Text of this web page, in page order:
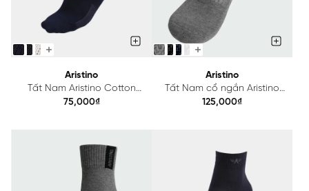
Aristino
Tất Nam Aristino Cotton
ASC019
75,000₫
Aristino
Tất Nam cổ ngắn Aristino
ASC069
125,000₫